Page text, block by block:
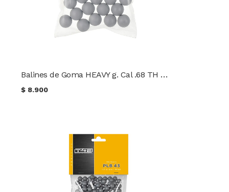
Balines de Goma HEAVY g. Cal .68 TH Tactical 25 unidades
$ 8.900